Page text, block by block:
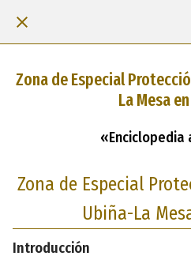
Zona de Especial
La Mesa
«Enciclopedia
Zona de Especial
Ubiña-La
Introducción